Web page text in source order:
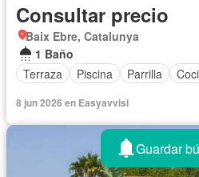
Consultar precio
Baix Ebre, Catalunya
1 Baño
Terraza
Piscina Parrilla
8 jun 2026 en Easyavvisi
Guardar